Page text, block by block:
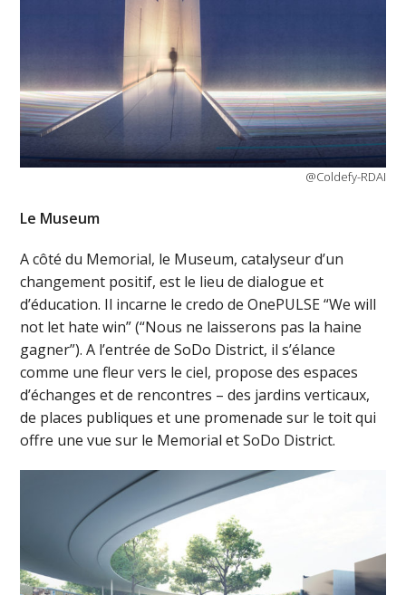
@Coldefy-RDAI
Le Museum
A côté du Memorial, le Museum, catalyseur d’un
changement positif, est le lieu de dialogue et
d’éducation. Il incarne le credo de OnePULSE “We will
not let hate win” (“Nous ne laisserons pas la haine
gagner”). A l’entrée de SoDo District, il s’élance
comme une fleur vers le ciel, propose des espaces
d’échanges et de rencontres – des jardins verticaux,
de places publiques et une promenade sur le toit qui
offre une vue sur le Memorial et SoDo District.